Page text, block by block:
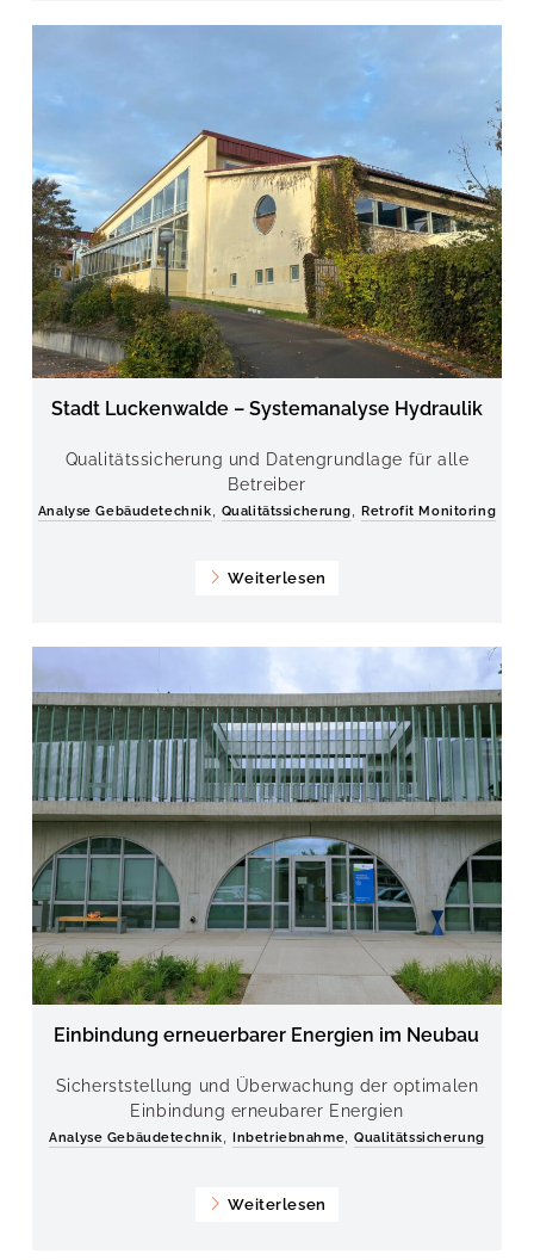
Stadt Luckenwalde – Systemanalyse Hydraulik
Qualitätssicherung und Datengrundlage für alle
Betreiber
Analyse Gebäudetechnik Qualitätssicherung ,Retrofit Monitoring
Weiterlesen
Einbindung erneuerbarer Energien im Neubau
Sicherststellung und Überwachung der optimalen
Einbindung erneubarer Energien
Analyse Gebäudetechnik ,Inbetriebnahme ,Qualitätssicherung
Weiterlesen